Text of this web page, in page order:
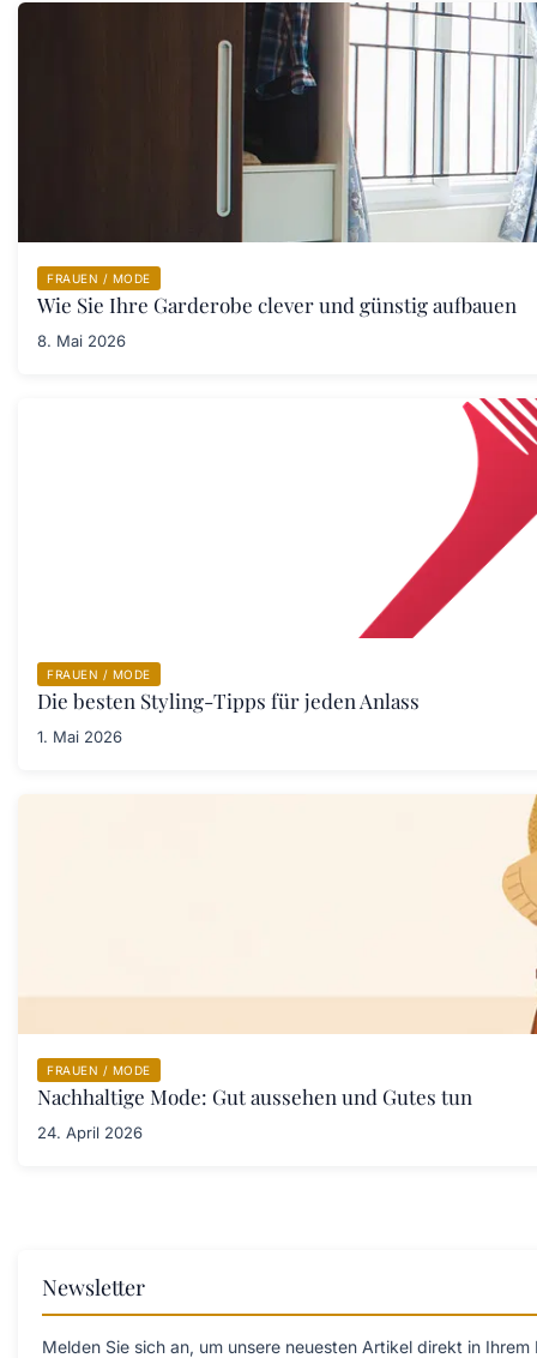
FRAUEN / MODE
Wie Sie Ihre Garderobe clever und günstig aufbauen
8. Mai 2026
FRAUEN / MODE
Die besten Styling-Tipps für jeden Anlass
1. Mai 2026
FRAUEN / MODE
Nachhaltige Mode: Gut aussehen und Gutes tun
24. April 2026
Newsletter
Melden Sie sich an, um unsere neuesten Artikel direkt in